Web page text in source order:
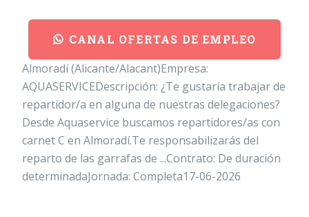
CANAL OFERTAS DE EMPLEO
Almoradí (Alicante/Alacant)Empresa:
AQUASERVICEDescripción: ¿Te gustaría trabajar de
repartidor/a en alguna de nuestras delegaciones?
Desde Aquaservice buscamos repartidores/as con
carnet C en Almoradí.Te responsabilizarás del
reparto de las garrafas de ...Contrato: De duración
determinadaJornada: Completa17-06-2026